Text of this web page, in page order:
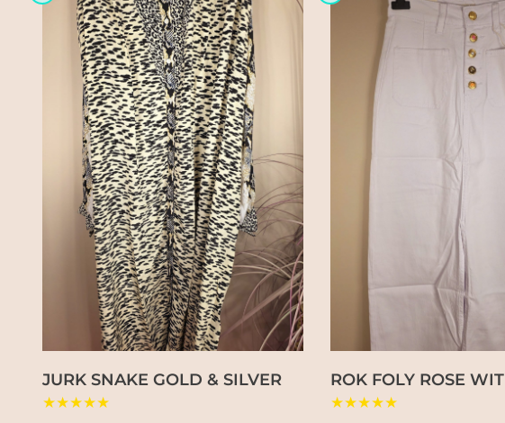
JURK SNAKE GOLD & SILVER
★★★★★
ROK FOLY ROSE WIT
★★★★★